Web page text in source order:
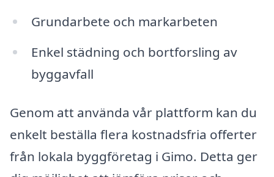
Grundarbete och markarbeten
Enkel städning och bortforsling av
byggavfall
Genom att använda vår plattform kan du
enkelt beställa flera kostnadsfria offerter
från lokala byggföretag i Gimo. Detta ger